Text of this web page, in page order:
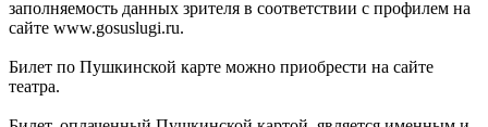
заполняемость данных зрителя в соответствии с профилем на
сайте www.gosuslugi.ru.
Билет по Пушкинской карте можно приобрести на сайте
театра.